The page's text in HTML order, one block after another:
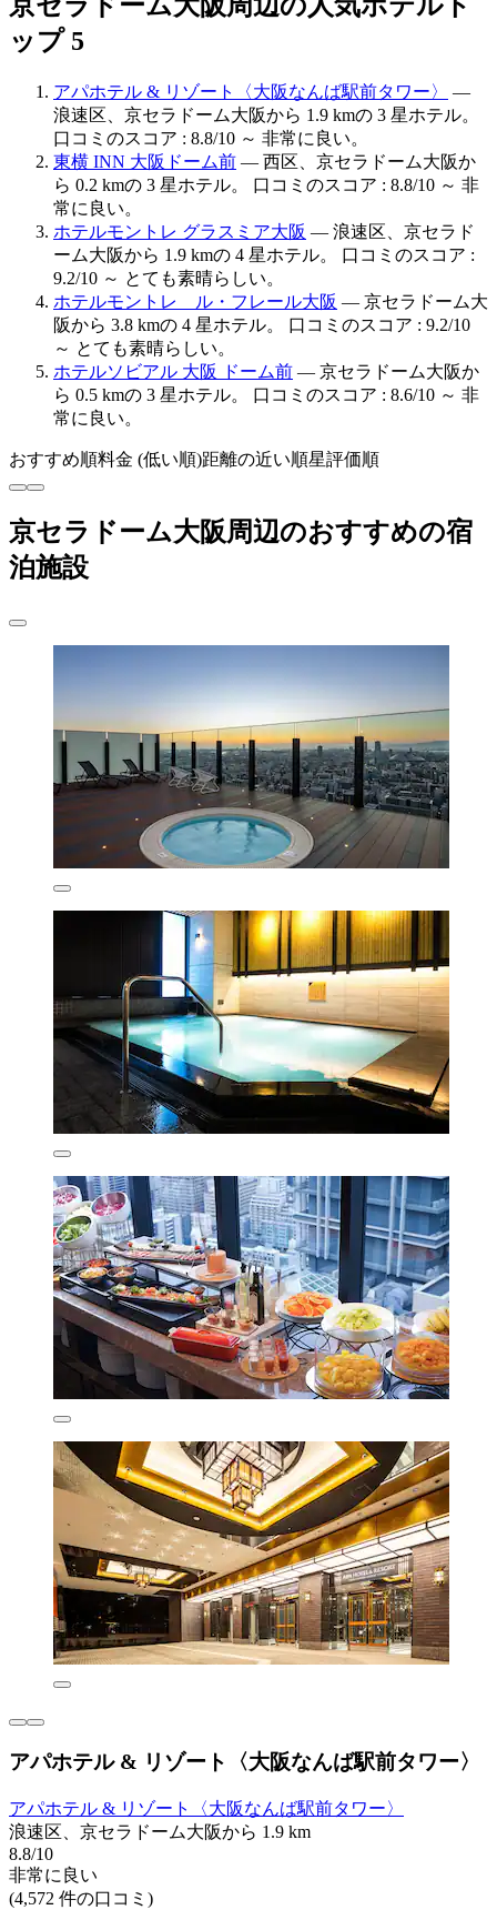
京セラドーム大阪周辺の人気ホテルト
ップ 5
アパホテル & リゾート〈大阪なんば駅前タワー〉
—
浪速区、京セラドーム大阪から 1.9 kmの 3 星ホテル。
口コミのスコア : 8.8/10 ～ 非常に良い。
東横 INN 大阪ドーム前 — 西区、京セラドーム大阪か
ら 0.2 kmの 3 星ホテル。 口コミのスコア : 8.8/10 ～ 非
常に良い。
ホテルモントレ グラスミア大阪 — 浪速区、京セラド
ーム大阪から 1.9 kmの 4 星ホテル。 口コミのスコア :
9.2/10 ～ とても素晴らしい。
ホテルモントレ ル・フレール大阪 — 京セラドーム大
阪から 3.8 kmの 4 星ホテル。 口コミのスコア : 9.2/10
～ とても素晴らしい。
ホテルソビアル 大阪 ドーム前 — 京セラドーム大阪か
ら 0.5 kmの 3 星ホテル。 口コミのスコア : 8.6/10 ～ 非
常に良い。
おすすめ順料金 (低い順)距離の近い順星評価順
京セラドーム大阪周辺のおすすめの宿
泊施設
アパホテル & リゾート〈大阪なんば駅前タワー〉
アパホテル & リゾート〈大阪なんば駅前タワー〉
浪速区、京セラドーム大阪から 1.9 km
8.8/10
非常に良い
(4,572 件の口コミ)